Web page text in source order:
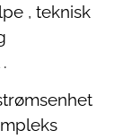
, teknisk